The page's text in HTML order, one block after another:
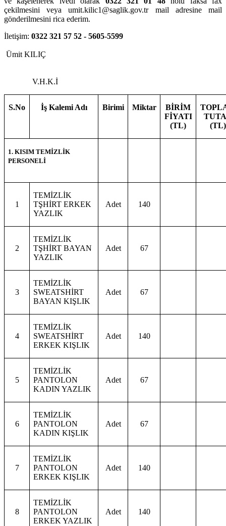
çekilmesini veya umit.kilic1@saglik.gov.tr mail adresine mail
gönderilmesini rica ederim.
İletişim: 0322 321 57 52 - 5605-5599
Ümit KILIÇ
V.H.K.İ
S.No İş Kalemi Adı Birimi Miktar
BİRİM
FİYATI
(TL)
(TL)
1. KISIM TEMİZLİK
PERSONELİ
1
TEMİZLİK
TŞHİRT ERKEK
YAZLIK
Adet 140
2
TEMİZLİK
TŞHİRT BAYAN
YAZLIK
Adet 67
3
TEMİZLİK
SWEATSHİRT
BAYAN KIŞLIK
Adet 67
4
TEMİZLİK
SWEATSHİRT
ERKEK KIŞLIK
Adet 140
5
TEMİZLİK
PANTOLON
KADIN YAZLIK
Adet 67
6
TEMİZLİK
PANTOLON
KADIN KIŞLIK
Adet 67
7
TEMİZLİK
PANTOLON
ERKEK KIŞLIK
Adet 140
8
TEMİZLİK
PANTOLON
ERKEK YAZLIK
Adet 140